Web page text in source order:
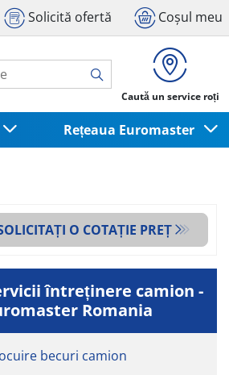
Solicită ofertă Coșul meu
Caută un service roți
Rețeaua Euromaster
O COTAȚIE PREȚ
întreținere camion -
Romania
becuri camion